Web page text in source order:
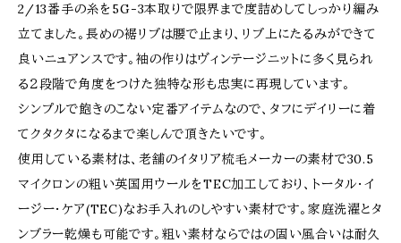
2/13番手の糸を5G-3本取りで限界まで度詰めしてしっかり編み
立てました。長めの裾リブは腰で止まり、リブ上にたるみができて
良いニュアンスです。袖の作りはヴィンテージニットに多く見られ
る２段階で角度をつけた独特な形も忠実に再現しています。
シンプルで飽きのこない定番アイテムなので、タフにデイリーに着
てクタクタになるまで楽しんで頂きたいです。
使用している素材は、老舗のイタリア梳毛メーカーの素材で30.5
マイクロンの粗い英国用ウールをTEC加工しており、トータル・イ
ージー・ケア(TEC)なお手入れのしやすい素材です。家庭洗濯とタ
ンブラー乾燥も可能です。粗い素材ならではの固い風合いは耐久